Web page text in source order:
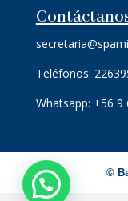
Teléfonos:
Whatsapp: +56
©